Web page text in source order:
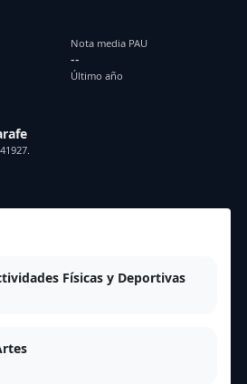
Nota media PAU
--
Último año
Físicas y Deportivas